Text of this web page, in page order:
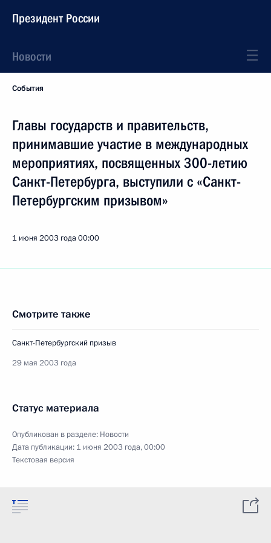
Президент России
Новости
События
Главы государств и правительств,
принимавшие участие в международных
мероприятиях, посвященных 300-летию
Санкт-Петербурга, выступили с «Санкт-
Петербургским призывом»
1 июня 2003 года00:00
Смотрите также
Санкт-Петербургский призыв
29 мая 2003 года
Статус материала
Опубликован в разделе: Новости
Дата публикации: 1 июня 2003 года, 00:00
Текстовая версия